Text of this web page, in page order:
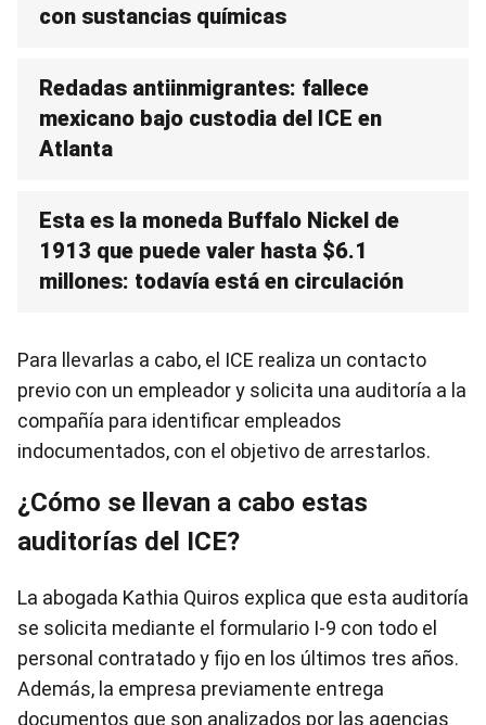
con sustancias químicas
Redadas antiinmigrantes: fallece
mexicano bajo custodia del ICE en
Atlanta
Esta es la moneda Buffalo Nickel de
1913 que puede valer hasta $6.1
millones: todavía está en circulación
Para llevarlas a cabo, el ICE realiza un contacto
previo con un empleador y solicita una auditoría a la
compañía para identificar empleados
indocumentados, con el objetivo de arrestarlos.
¿Cómo se llevan a cabo estas
auditorías del ICE?
La abogada Kathia Quiros explica que esta auditoría
se solicita mediante el formulario I-9 con todo el
personal contratado y fijo en los últimos tres años.
Además, la empresa previamente entrega
documentos que son analizados por las agencias